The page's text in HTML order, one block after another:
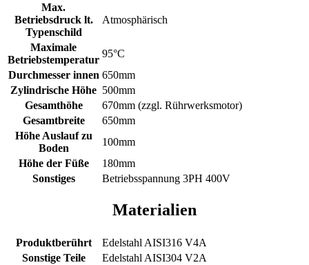
Max.
Betriebsdruck lt.
Typenschild
Atmosphärisch
Maximale
Betriebstemperatur
95°C
Durchmesser innen 650mm
Zylindrische Höhe 500mm
Gesamthöhe
670mm (zzgl. Rührwerksmotor)
Gesamtbreite
650mm
Höhe Auslauf zu
Boden
100mm
Höhe der Füße
180mm
Sonstiges
Betriebsspannung 3PH 400V
Materialien
Produktberührt
Edelstahl AISI316 V4A
Sonstige Teile
Edelstahl AISI304 V2A